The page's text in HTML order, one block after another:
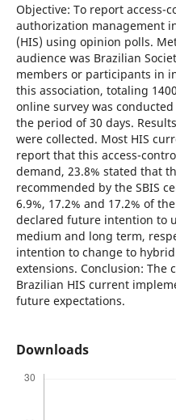
Objective: To report
authorization management
(HIS) using opinion polls.
audience was Brazilian
members or participants in
this association, totaling
online survey was
the period of 30 days.
were collected. Most HIS
report that this access-
demand, 23.8% stated that
recommended by the SBIS
6.9%, 17.2% and 17.2% of
declared future intention to
medium and long term,
intention to change to
extensions. Conclusion: The
Brazilian HIS current
future expectations.
Downloads